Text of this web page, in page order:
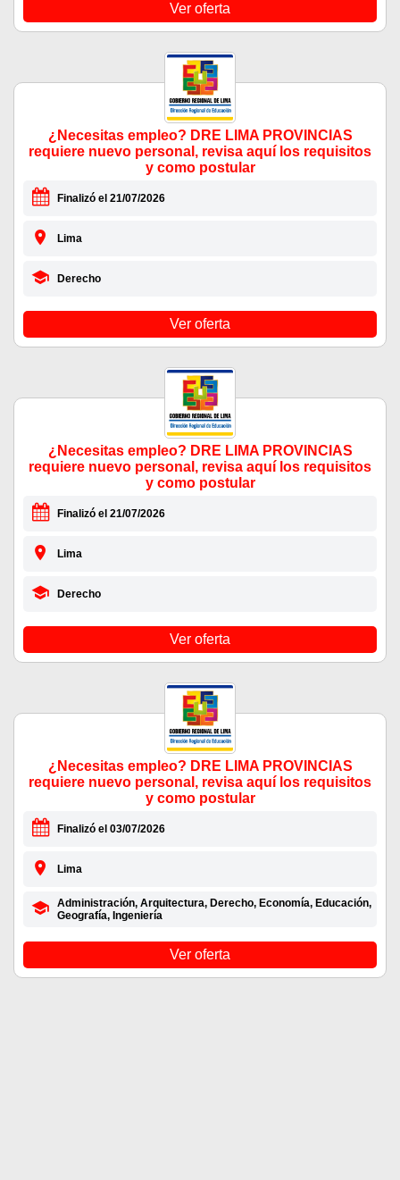
Ver oferta
¿Necesitas empleo? DRE LIMA PROVINCIAS
requiere nuevo personal, revisa aquí los requisitos
y como postular
Finalizó el 21/07/2026
Lima
Derecho
Ver oferta
¿Necesitas empleo? DRE LIMA PROVINCIAS
requiere nuevo personal, revisa aquí los requisitos
y como postular
Finalizó el 21/07/2026
Lima
Derecho
Ver oferta
¿Necesitas empleo? DRE LIMA PROVINCIAS
requiere nuevo personal, revisa aquí los requisitos
y como postular
Finalizó el 03/07/2026
Lima
Administración, Arquitectura, Derecho, Economía, Educación,
Geografía, Ingeniería
Ver oferta